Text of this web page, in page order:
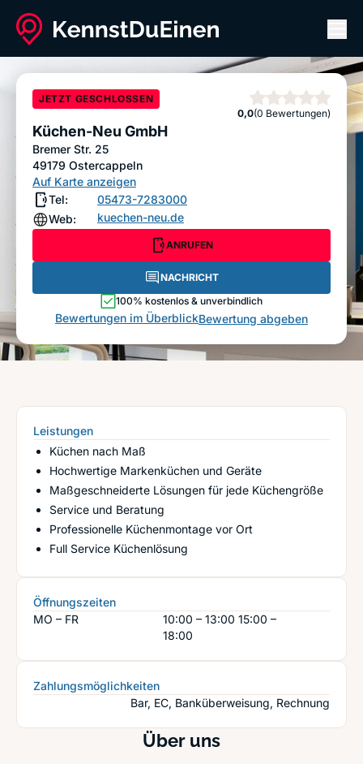
Küchen-Neu GmbH
ANRUFEN NACHRICHT
JETZT GESCHLOSSEN
0,0
Sterne
(0 Bewertungen)
Küchen-Neu GmbH
Bremer Str. 25
49179 Ostercappeln
Auf Karte anzeigen
Tel:
05473-7283000
Web:
kuechen-neu.de
ANRUFEN
NACHRICHT
100% kostenlos & unverbindlich
Bewertungen im ÜberblickBewertung abgeben
Über uns
Leistungen
Küchen nach Maß
Hochwertige Markenküchen und Geräte
Maßgeschneiderte Lösungen für jede Küchengröße
Service und Beratung
Professionelle Küchenmontage vor Ort
Full Service Küchenlösung
Öffnungszeiten
MO – FR
10:00 – 13:00 15:00 –
18:00
Zahlungsmöglichkeiten
Bar, EC, Banküberweisung, Rechnung